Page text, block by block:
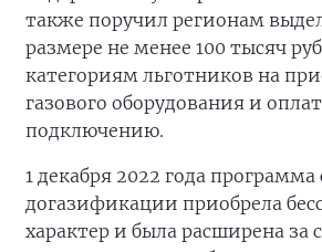
также поручил регионам
размере не менее 100 тысяч
категориям льготников на
газового оборудования и
подключению.
1 декабря 2022 года
догазификации приобрела
характер и была расширена за